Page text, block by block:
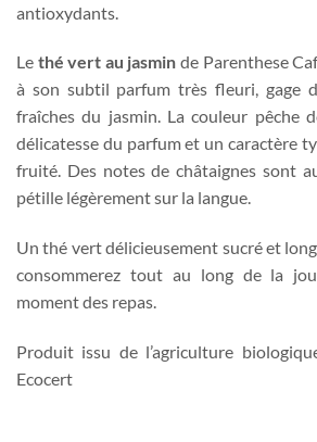
antioxydants.
Le thé vert au jasmin de Parenthese
à son subtil parfum très fleuri, gage
fraîches du jasmin. La couleur pêche
délicatesse du parfum et un caractère
fruité. Des notes de châtaignes sont
pétille légèrement sur la langue.
Un thé vert délicieusement sucré et
consommerez tout au long de la
moment des repas.
Produit issu de l’agriculture
Ecocert